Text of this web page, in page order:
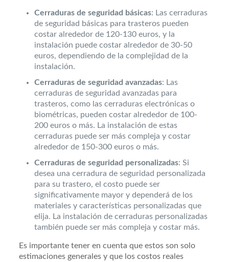
Cerraduras de seguridad básicas: Las cerraduras
de seguridad básicas para trasteros pueden
costar alrededor de 120-130 euros, y la
instalación puede costar alrededor de 30-50
euros, dependiendo de la complejidad de la
instalación.
Cerraduras de seguridad avanzadas: Las
cerraduras de seguridad avanzadas para
trasteros, como las cerraduras electrónicas o
biométricas, pueden costar alrededor de 100-
200 euros o más. La instalación de estas
cerraduras puede ser más compleja y costar
alrededor de 150-300 euros o más.
Cerraduras de seguridad personalizadas: Si
desea una cerradura de seguridad personalizada
para su trastero, el costo puede ser
significativamente mayor y dependerá de los
materiales y características personalizadas que
elija. La instalación de cerraduras personalizadas
también puede ser más compleja y costar más.
Es importante tener en cuenta que estos son solo
estimaciones generales y que los costos reales